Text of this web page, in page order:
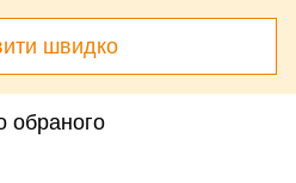
швидко
обраного